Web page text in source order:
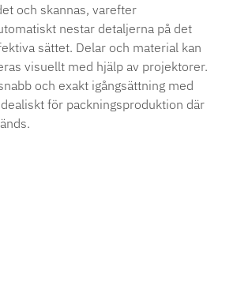
och skannas, varefter
nestar detaljerna på det
sättet. Delar och material kan
visuellt med hjälp av projektorer.
och exakt igångsättning med
för packningsproduktion där